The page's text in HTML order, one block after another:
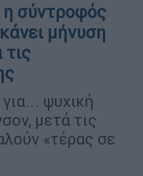
η σύντροφός
μήνυση
ψυχική
μετά τις
«τέρας σε